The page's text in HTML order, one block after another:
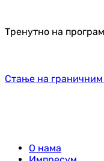
Тренутно на
Стање на
О нама